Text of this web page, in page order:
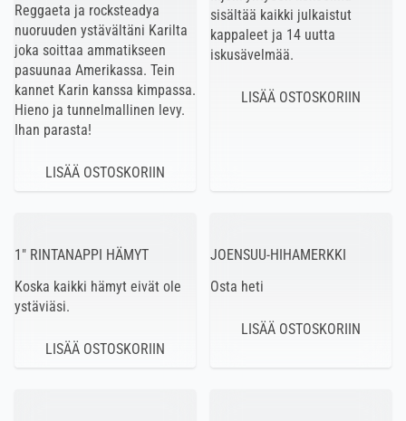
Reggaeta ja rocksteadya
nuoruuden ystävältäni Karilta
joka soittaa ammatikseen
pasuunaa Amerikassa. Tein
kannet Karin kanssa kimpassa.
Hieno ja tunnelmallinen levy.
Ihan parasta!
sisältää kaikki julkaistut
kappaleet ja 14 uutta
iskusävelmää.
1″ RINTANAPPI HÄMYT
Koska kaikki hämyt eivät ole
ystäviäsi.
JOENSUU-HIHAMERKKI
Osta heti